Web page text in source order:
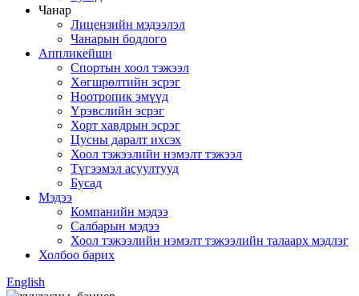
Чанар
Лицензийн мэдээлэл
Чанарын бодлого
Аппликейшн
Спортын хоол тэжээл
Хөгшрөлтийн эсрэг
Ноотропик эмүүд
Үрэвслийн эсрэг
Хорт хавдрын эсрэг
Цусны даралт ихсэх
Хоол тэжээлийн нэмэлт тэжээл
Түгээмэл асуултууд
Бусад
Мэдээ
Компанийн мэдээ
Салбарын мэдээ
Хоол тэжээлийн нэмэлт тэжээлийн талаарх мэдлэг
Холбоо барих
English